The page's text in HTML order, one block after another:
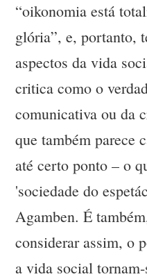
“oikonomia está
glória”, e, portanto,
aspectos da vida
critica como o
comunicativa ou da
que também parece
até certo ponto – o
'sociedade do
Agamben. É
considerar assim, o
a vida social